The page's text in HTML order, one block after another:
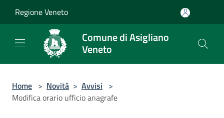
Regione Veneto
Comune di Asigliano
Veneto
Home > Novità > Avvisi >
Modifica orario ufficio anagrafe